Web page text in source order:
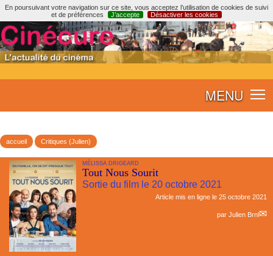
En poursuivant votre navigation sur ce site, vous acceptez l’utilisation de cookies de suivi
et de préférences
J’accepte Désactiver les cookies
MENU
accueil Critiques (Julien)
MÉLISSA DRIGEARD
Tout Nous Sourit
Sortie du film le 20 octobre 2021
Article mis en ligne le 25 octobre 2021
par Julien Brnl